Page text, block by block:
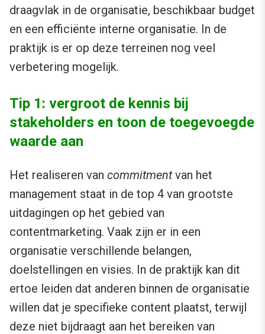
draagvlak in de organisatie, beschikbaar budget
en een efficiënte interne organisatie. In de
praktijk is er op deze terreinen nog veel
verbetering mogelijk.
Tip 1: vergroot de kennis bij
stakeholders en toon de toegevoegde
waarde aan
Het realiseren van commitmentvan het
management staat in de top 4 van grootste
uitdagingen op het gebied van
contentmarketing. Vaak zijn er in een
organisatie verschillende belangen,
doelstellingen en visies. In de praktijk kan dit
ertoe leiden dat anderen binnen de organisatie
willen dat je specifieke content plaatst, terwijl
deze niet bijdraagt aan het bereiken van